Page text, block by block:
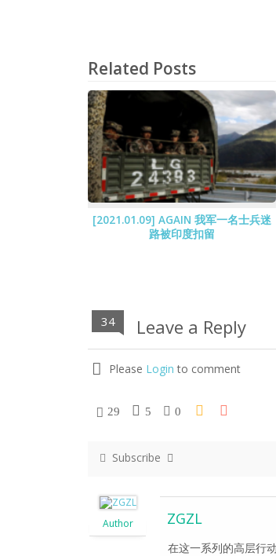
Related Posts
[2021.01.09] AGAIN 我军一名士兵迷
路被印度扣留
34 Leave a Reply
Please Login to comment
29 5 0
Subscribe
Author ZGZL
在这一系列的高层行